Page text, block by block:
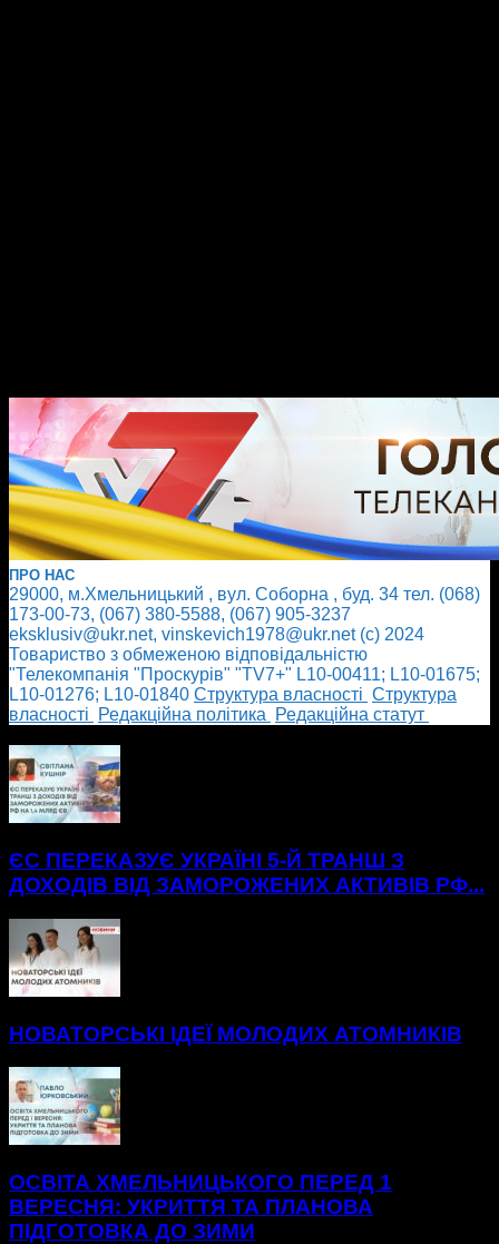
ПРО НАС
29000, м.Хмельницький , вул. Соборна , буд. 34 тел. (068)
173-00-73, (067) 380-5588, (067) 905-3237
eksklusiv@ukr.net, vinskevich1978@ukr.net (с) 2024
Товариство з обмеженою відповідальністю
"Телекомпанія "Проскурів" "TV7+" L10-00411; L10-01675;
L10-01276; L10-01840 Cтруктура власності Cтруктура
власності
Редакційна політика
Редакційна статут
ЄС ПЕРЕКАЗУЄ УКРАЇНІ 5-Й ТРАНШ З
ДОХОДІВ ВІД ЗАМОРОЖЕНИХ АКТИВІВ РФ...
НОВАТОРСЬКІ ІДЕЇ МОЛОДИХ АТОМНИКІВ
ОСВІТА ХМЕЛЬНИЦЬКОГО ПЕРЕД 1
ВЕРЕСНЯ: УКРИТТЯ ТА ПЛАНОВА
ПІДГОТОВКА ДО ЗИМИ